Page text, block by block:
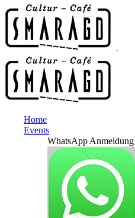
Home
Events
WhatsApp Anmeldung